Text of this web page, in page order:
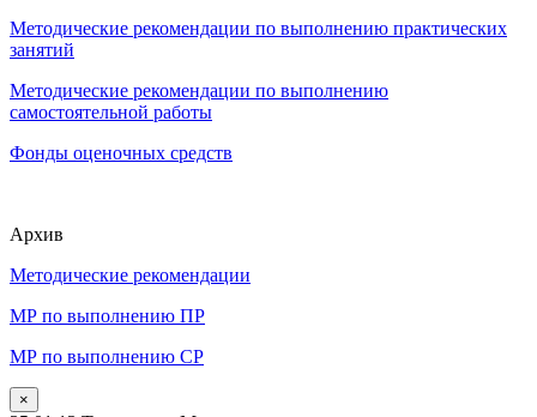
Методические рекомендации по выполнению практических
занятий
Методические рекомендации по выполнению
самостоятельной работы
Фонды оценочных средств
Архив
Методические рекомендации
МР по выполнению ПР
МР по выполнению СР
×